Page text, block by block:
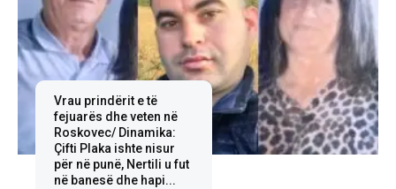
Vrau prindërit e të
fejuarës dhe veten në
Roskovec/ Dinamika:
Çifti Plaka ishte nisur
për në punë, Nertili u fut
në banesë dhe hapi...